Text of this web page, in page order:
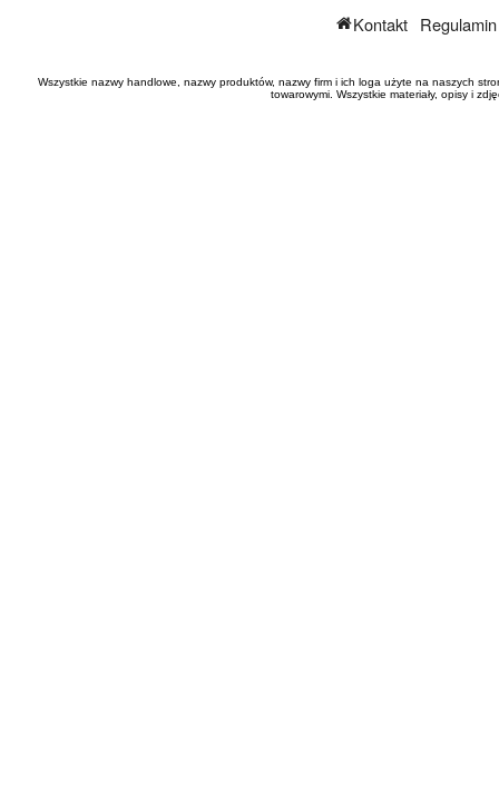
Kontakt
Wszystkie nazwy handlowe, nazwy produktów, nazwy firm i ich loga użyte na naszych
towarowymi. Wszystkie materiały, opisy i